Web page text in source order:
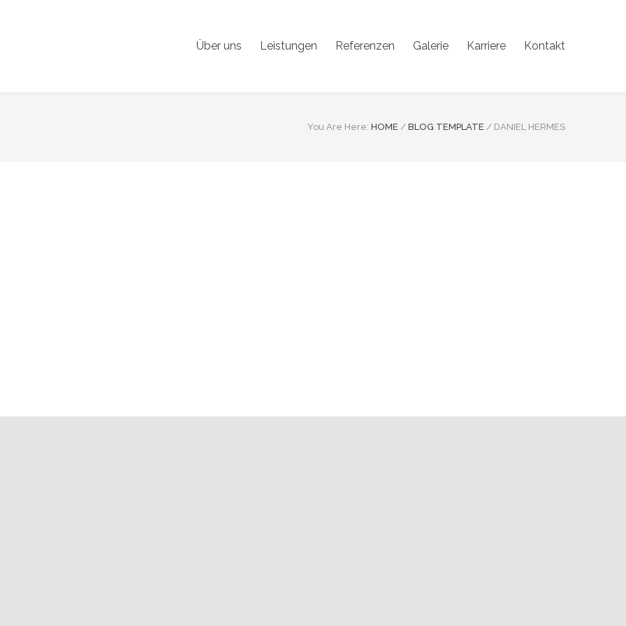
Über uns Leistungen Referenzen Galerie Karriere Kontakt
You Are Here: HOME / BLOG TEMPLATE / DANIEL HERMES